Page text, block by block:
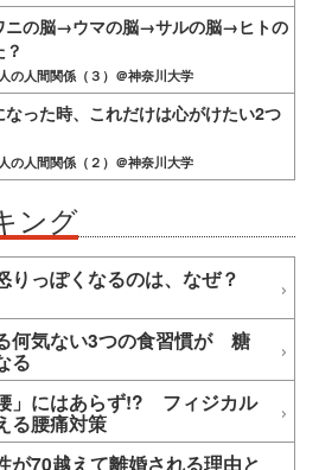
ニの脳→ウマの脳→サルの脳→ヒトの
の人間関係（３）＠神奈川大学
った時、これだけは心がけたい2つ
の人間関係（２）＠神奈川大学
ング
りっぽくなるのは、なぜ？
何気ない3つの食習慣が 糖
る
」にはあらず!? フィジカル
る腰痛対策
が70越えて離婚される理由と